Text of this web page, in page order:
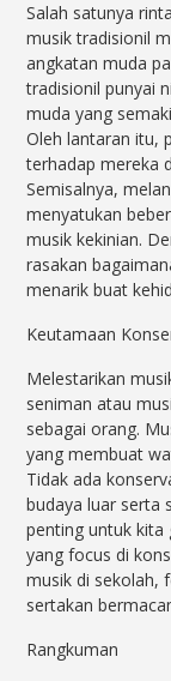
Salah satunya
musik tradisionil
angkatan muda
tradisionil punyai
muda yang
Oleh lantaran itu,
terhadap mereka
Semisalnya,
menyatukan
musik kekinian.
rasakan
menarik buat
Keutamaan
Melestarikan
seniman atau
sebagai orang.
yang membuat
Tidak ada
budaya luar serta
penting untuk kita
yang focus di
musik di sekolah,
sertakan
Rangkuman